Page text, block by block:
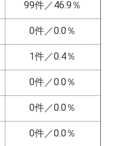
99件／46.9％
0件／0.0％
1件／0.4％
0件／0.0％
0件／0.0％
0件／0.0％